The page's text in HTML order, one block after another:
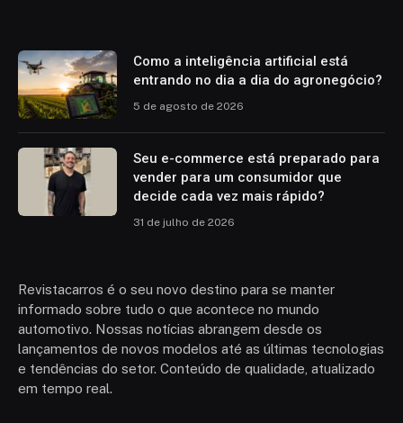
Como a inteligência artificial está
entrando no dia a dia do agronegócio?
5 de agosto de 2026
Seu e-commerce está preparado para
vender para um consumidor que
decide cada vez mais rápido?
31 de julho de 2026
Revistacarros é o seu novo destino para se manter
informado sobre tudo o que acontece no mundo
automotivo. Nossas notícias abrangem desde os
lançamentos de novos modelos até as últimas tecnologias
e tendências do setor. Conteúdo de qualidade, atualizado
em tempo real.